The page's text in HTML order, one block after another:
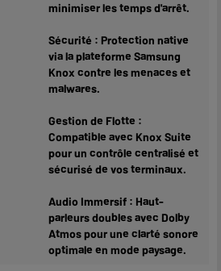
minimiser les temps d'arrêt.
Sécurité : Protection native
via la plateforme Samsung
Knox contre les menaces et
malwares.
Gestion de Flotte :
Compatible avec Knox Suite
pour un contrôle centralisé et
sécurisé de vos terminaux.
Audio Immersif : Haut-
parleurs doubles avec Dolby
Atmos pour une clarté sonore
optimale en mode paysage.